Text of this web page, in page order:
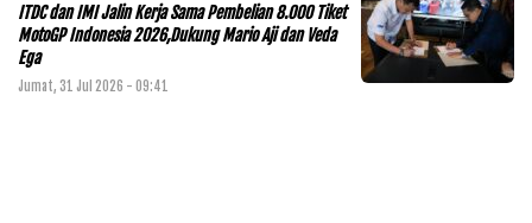
ITDC dan IMI Jalin Kerja Sama Pembelian 8.000 Tiket
MotoGP Indonesia 2026,Dukung Mario Aji dan Veda
Ega
Jumat, 31 Jul 2026 - 09:41